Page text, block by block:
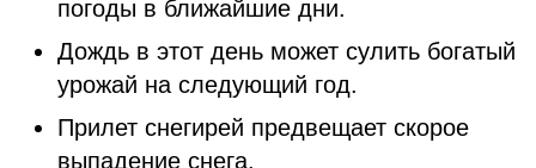
погоды в ближайшие дни.
Дождь в этот день может сулить богатый
урожай на следующий год.
Прилет снегирей предвещает скорое
выпадение снега.